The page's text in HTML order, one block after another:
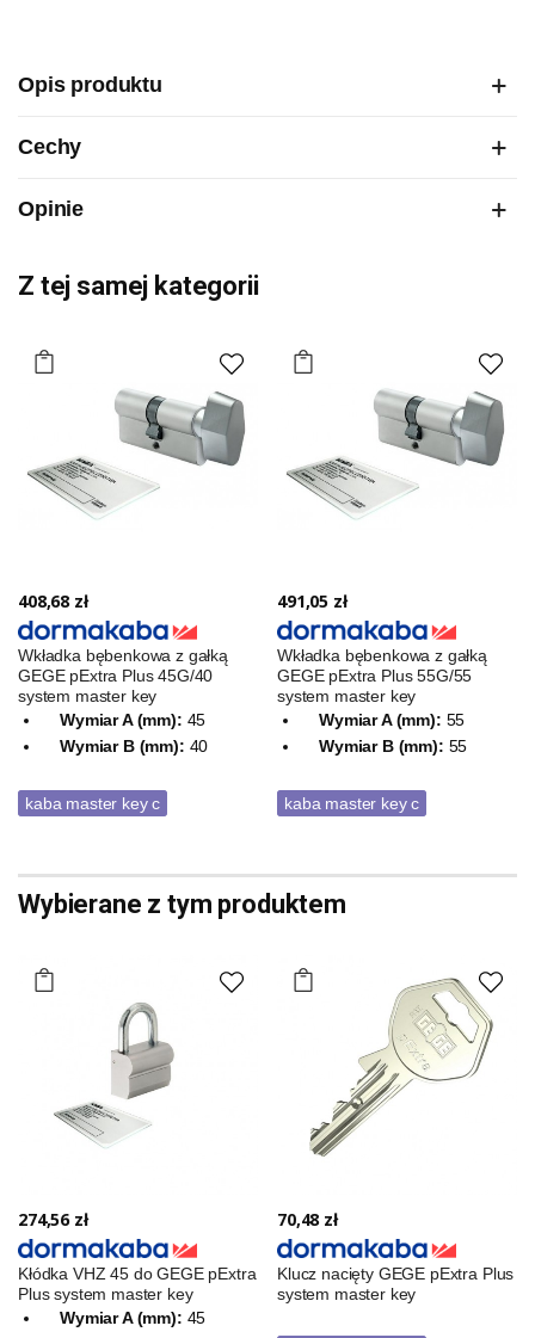
Opis produktu
Cechy
Opinie
Z tej samej kategorii
408,68 zł
Wkładka bębenkowa z gałką
GEGE pExtra Plus 45G/40
system master key
Wymiar A (mm): 45
Wymiar B (mm): 40
kaba master key c
491,05 zł
Wkładka bębenkowa z gałką
GEGE pExtra Plus 55G/55
system master key
Wymiar A (mm): 55
Wymiar B (mm): 55
kaba master key c
Wybierane z tym produktem
274,56 zł
Kłódka VHZ 45 do GEGE pExtra
Plus system master key
Wymiar A (mm): 45
70,48 zł
Klucz nacięty GEGE pExtra Plus
system master key